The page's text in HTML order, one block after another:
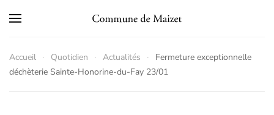
Accueil Quotidien Actualités
Fermeture exceptionnelle
déchèterie Sainte-Honorine-du-Fay 23/01